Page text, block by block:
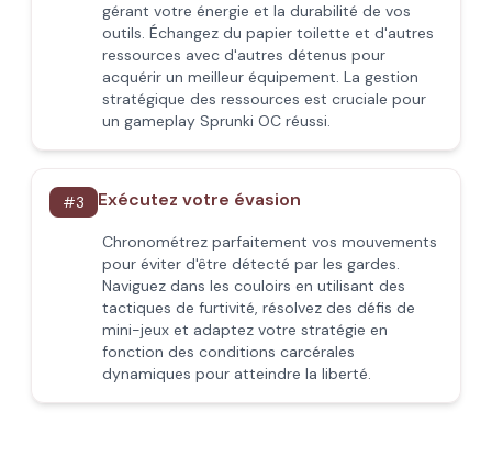
gérant votre énergie et la durabilité de vos
outils. Échangez du papier toilette et d'autres
ressources avec d'autres détenus pour
acquérir un meilleur équipement. La gestion
stratégique des ressources est cruciale pour
un gameplay Sprunki OC réussi.
#3 Exécutez votre évasion
Chronométrez parfaitement vos mouvements
pour éviter d'être détecté par les gardes.
Naviguez dans les couloirs en utilisant des
tactiques de furtivité, résolvez des défis de
mini-jeux et adaptez votre stratégie en
fonction des conditions carcérales
dynamiques pour atteindre la liberté.